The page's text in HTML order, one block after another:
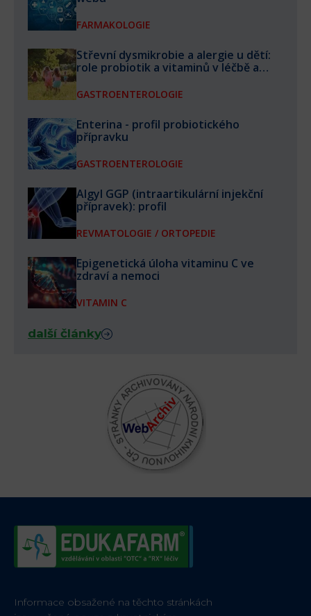
FARMAKOLOGIE
Střevní dysmikrobie a alergie u dětí:
role probiotik a vitaminů v léčbě a
GASTROENTEROLOGIE
Enterina - profil probiotického
přípravku
GASTROENTEROLOGIE
Algyl GGP (intraartikulární injekční
přípravek): profil
REVMATOLOGIE / ORTOPEDIE
Epigenetická úloha vitaminu C ve
zdraví a nemoci
VITAMIN C
další články
Informace obsažené na těchto stránkách